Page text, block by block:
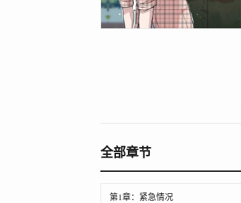
全部章节
第1章：紧急情况